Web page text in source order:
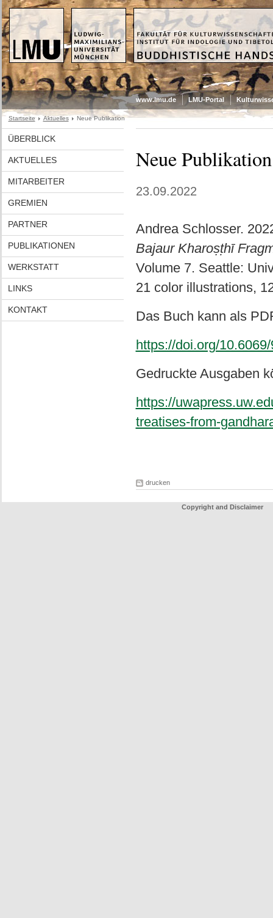
www.lmu.de LMU-Portal
Startseite Aktuelles Neue Publikation
ÜBERBLICK
AKTUELLES
MITARBEITER
GREMIEN
PARTNER
PUBLIKATIONEN
WERKSTATT
LINKS
KONTAKT
Neue Publikation
23.09.2022
Andrea Schlosser.
Bajaur Kharoṣṭhī
Volume 7. Seattle:
21 color illustrations,
Das Buch kann als
https://doi.org/
Gedruckte Ausgaben
https://
treatises-from-
drucken
Copyright and Disclaimer